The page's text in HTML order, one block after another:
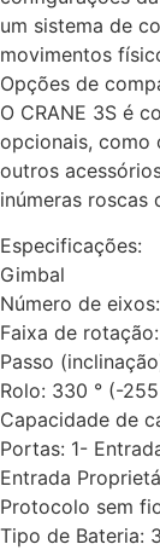
um sistema de
movimentos
Opções de
O CRANE 3S é
opcionais, como
outros
inúmeras roscas
Especificações:
Gimbal
Número de
Faixa de
Passo
Rolo: 330 ° (-
Capacidade de
Portas: 1-
Entrada
Protocolo sem
Tipo de Bateria: